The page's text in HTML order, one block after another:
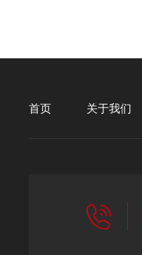
首页 关于我们